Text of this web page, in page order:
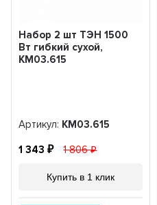
Набор 2 шт ТЭН 1500
Вт гибкий сухой,
KM03.615
Артикул: KM03.615
1 343 1 806
Купить в 1 клик